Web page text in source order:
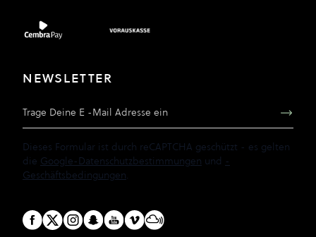
NEWSLETTER
Dieses Formular ist durch reCAPTCHA geschützt - es gelten
die Google-Datenschutzbestimmungen und -
Geschäftsbedingungen.